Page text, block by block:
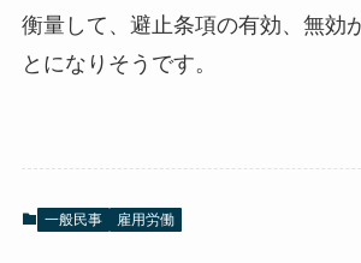
衡量して、避止条項の有効、無効
とになりそうです。
一般民事 雇用労働